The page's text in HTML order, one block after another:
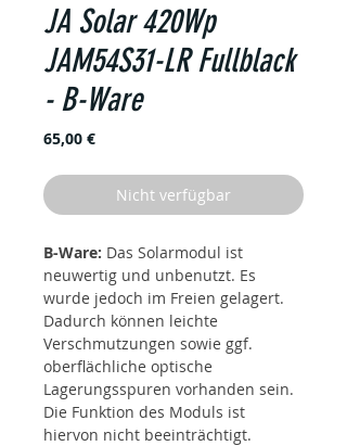
JA Solar 420Wp
JAM54S31-LR Fullblack
- B-Ware
65,00 €Preis
Nicht verfügbar
B-Ware: Das Solarmodul ist
neuwertig und unbenutzt. Es
wurde jedoch im Freien gelagert.
Dadurch können leichte
Verschmutzungen sowie ggf.
oberflächliche optische
Lagerungsspuren vorhanden sein.
Die Funktion des Moduls ist
hiervon nicht beeinträchtigt.